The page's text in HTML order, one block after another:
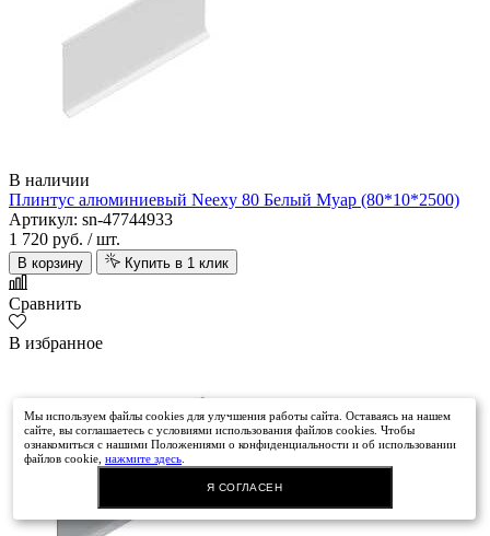
В наличии
Плинтус алюминиевый Neexy 80 Белый Муар (80*10*2500)
Артикул: sn-47744933
1 720 руб. / шт.
В корзину Купить в 1 клик
Сравнить
В избранное
Мы используем файлы cookies для улучшения работы сайта. Оставаясь на нашем
сайте, вы соглашаетесь с условиями использования файлов cookies. Чтобы
ознакомиться с нашими Положениями о конфиденциальности и об использовании
файлов cookie,нажмите здесь
Я СОГЛАСЕН